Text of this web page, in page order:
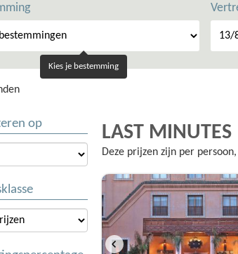
Kies je bestemming
op LAST MINUTES
Deze prijzen zijn per